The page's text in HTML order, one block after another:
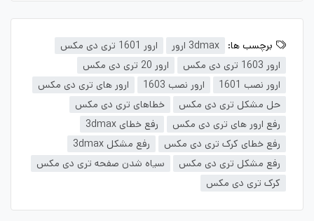
برچسب ها: 3dmax ارور
ارور 1601 تری دی مکس
ارور 1603 تری دی مکس
ارور 20 تری دی مکس
ارور نصب 1601
ارور نصب 1603
ارور های تری دی مکس
حل مشکل تری دی مکس
خطاهای تری دی مکس
رفع ارور های تری دی مکس
رفع خطای 3dmax
رفع خطای کرک تری دی مکس
رفع مشکل 3dmax
رفع مشکل تری دی مکس
سیاه شدن صفحه تری دی مکس
کرک تری دی مکس